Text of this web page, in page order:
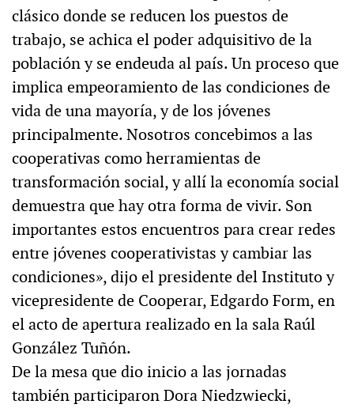
clásico donde se reducen los puestos de
trabajo, se achica el poder adquisitivo de la
población y se endeuda al país. Un proceso que
implica empeoramiento de las condiciones de
vida de una mayoría, y de los jóvenes
principalmente. Nosotros concebimos a las
cooperativas como herramientas de
transformación social, y allí la economía social
demuestra que hay otra forma de vivir. Son
importantes estos encuentros para crear redes
entre jóvenes cooperativistas y cambiar las
condiciones», dijo el presidente del Instituto y
vicepresidente de Cooperar, Edgardo Form, en
el acto de apertura realizado en la sala Raúl
González Tuñón.
De la mesa que dio inicio a las jornadas
también participaron Dora Niedzwiecki,